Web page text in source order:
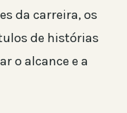
da carreira, os
de histórias
o alcance e a